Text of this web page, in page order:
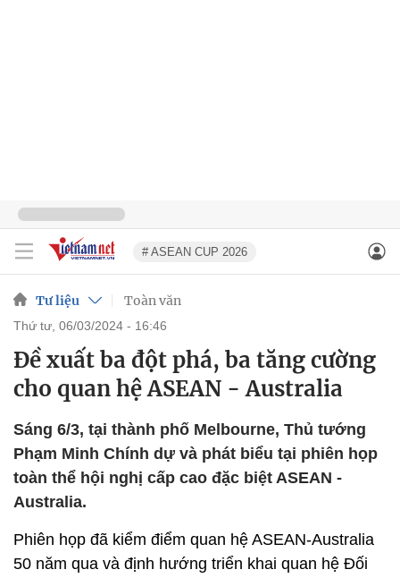
# ASEAN CUP 2026
Tư liệu Toàn văn
thứ tư, 06/03/2024 - 16:46
Đề xuất ba đột phá, ba tăng cường
cho quan hệ ASEAN - Australia
Sáng 6/3, tại thành phố Melbourne, Thủ tướng
Phạm Minh Chính dự và phát biểu tại phiên họp
toàn thể hội nghị cấp cao đặc biệt ASEAN -
Australia.
Phiên họp đã kiểm điểm quan hệ ASEAN-Australia
50 năm qua và định hướng triển khai quan hệ Đối